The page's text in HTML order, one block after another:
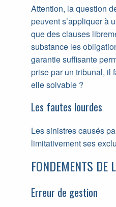
Attention, la question
peuvent s’appliquer à
que des clauses
substance les
garantie suffisante
prise par un tribunal, il
elle solvable ?
Les fautes lourdes
Les sinistres causés
limitativement ses
FONDEMENTS DE
Erreur de gestion